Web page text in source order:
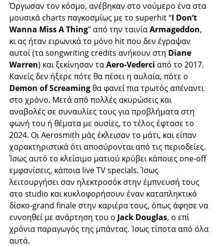
Όργωσαν τον κόσμο, ανέβηκαν στο νούμερο ένα στα
μουσικά charts παγκοσμίως με το superhit “I Don’t
Wanna Miss A Thing” από την ταινίαArmageddon,
κι ας ήταν ειρωνικά το μόνο hit που δεν έγραψαν
αυτοί (τα songwriting credits ανήκουν στη Diane
Warren) και ξεκίνησαν ταAero-Vederci από το 2017.
Κανείς δεν ήξερε πότε θα πέσει η αυλαία, πότε ο
Demon of Screaming θα φανεί πια τρωτός απέναντι
στο χρόνο. Μετά από πολλές ακυρώσεις και
αναβολές σε συναυλίες τους για προβλήματα στη
φωνή του ή θέματα με ουσίες, το τέλος έφτασε το
2024. Οι Aerosmith μάς έκλεισαν το μάτι, και είπαν
χαρακτηριστικά ότι αποσύρονται από τις περιοδείες.
Ίσως αυτό το κλείσιμο ματιού κρύβει κάποιες one-off
εμφανίσεις, κάποια live TV specials. Ίσως
λειτουργήσει σαν ηλεκτροσόκ στην έμπνευσή τους
στο studio και κυκλοφορήσουν έναν καταπληκτικό
δίσκο-grand finale στην καριέρα τους, όπως άφησε να
εννοηθεί με ανάρτηση του ο Jack Douglas, ο επί
χρόνια παραγωγός της μπάντας. Ίσως τίποτα από όλα
αυτά.